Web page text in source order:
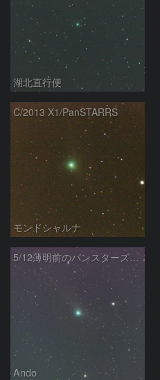
湖北直行便
C/2013 X1/PanSTARRS
モンドシャルナ
5/12薄明前のパンスターズ彗星（C/2013 X1）
Ando